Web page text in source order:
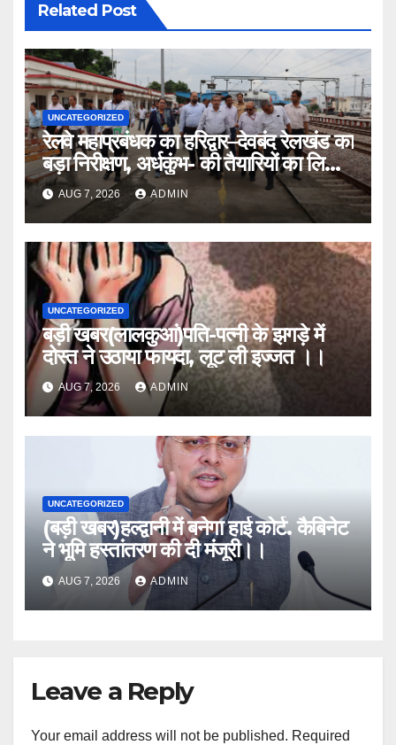
Related Post
UNCATEGORIZED
रेलवे महाप्रबंधक का हरिद्वार–देवबंद रेलखंड का
बड़ा निरीक्षण, अर्धकुंभ- की तैयारियों का लिया
जायजा
AUG 7, 2026 ADMIN
UNCATEGORIZED
बड़ी खबर(लालकुआं)पति-पत्नी के झगड़े में
दोस्त ने उठाया फायदा, लूट ली इज्जत ।।
AUG 7, 2026 ADMIN
UNCATEGORIZED
(बड़ी खबर)हल्द्वानी में बनेगा हाई कोर्ट. कैबिनेट
ने भूमि हस्तांतरण की दी मंजूरी।।
AUG 7, 2026 ADMIN
Leave a Reply
Your email address will not be published. Required